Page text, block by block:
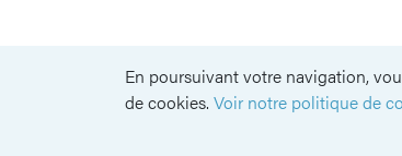
SUIVEZ-NOUS
En poursuivant votre navigation,
de cookies. Voir notre politique de